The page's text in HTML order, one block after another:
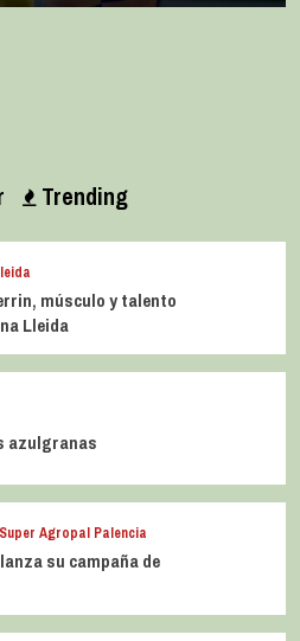
Trending
músculo y talento
Lleida
azulgranas
Super Agropal Palencia
su campaña de